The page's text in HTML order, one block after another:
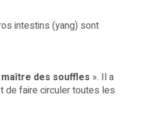
intestins (yang) sont
maître des souffles ». Il a
de faire circuler toutes les